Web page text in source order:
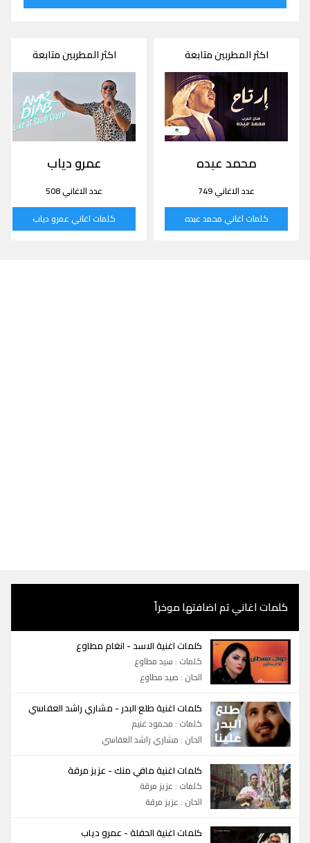
اكثر المطربين متابعة
محمد عبده
عدد الاغاني 749
كلمات اغاني محمد عبده
اكثر المطربين متابعة
عمرو دياب
عدد الاغاني 508
كلمات اغاني عمرو دياب
كلمات اغاني تم اضافتها موخراً
كلمات اغنية الاسد- انغام مطاوع
كلمات : سيد مطاوع
الحان : صيد مطاوع
كلمات اغنية طلع البدر - مشاري راشد العفاسي
كلمات : محمود غنيم
الحان : مشاري راشد العفاسي
كلمات اغنية مافي منك- عزيز مرقة
كلمات : عزيز مرقة
الحان : عزيز مرقة
كلمات اغنية الحفلة- عمرو دياب